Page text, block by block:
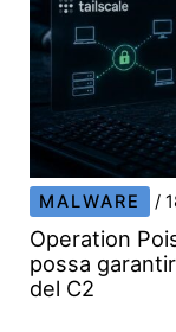
MALWARE /
Operation
possa
del C2